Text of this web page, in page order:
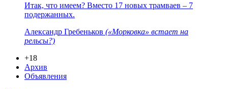
Итак, что имеем? Вместо 17 новых трамваев – 7
подержанных.
Александр Гребеньков («Морковка» встает на
рельсы?)
+18
Архив
Объявления